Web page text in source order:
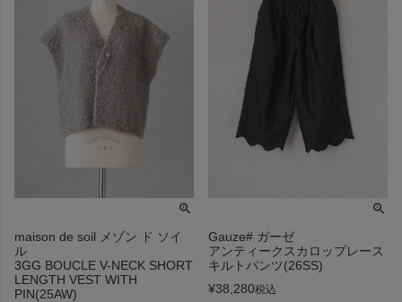
maison de soil メゾン ド ソイ
ル
3GG BOUCLE V-NECK SHORT
LENGTH VEST WITH
PIN(25AW)
Gauze# ガーゼ
アンティークスカロップレース
キルトパンツ(26SS)
¥38,280税込